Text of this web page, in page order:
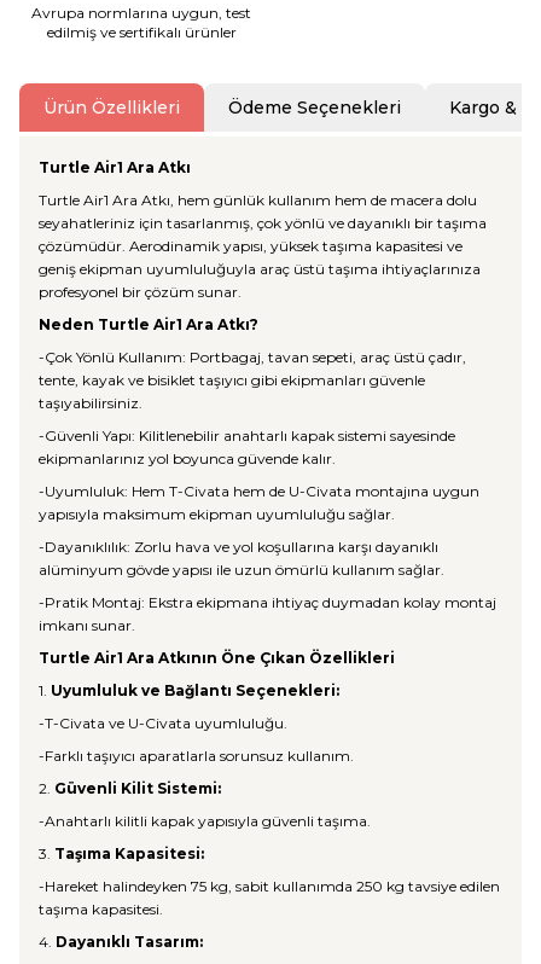
Avrupa normlarına uygun, test
edilmiş ve sertifikalı ürünler
Ürün Özellikleri Ödeme Seçenekleri Kargo &
Turtle Air1 Ara Atkı
Turtle Air1 Ara Atkı, hem günlük kullanım hem de macera dolu
seyahatleriniz için tasarlanmış, çok yönlü ve dayanıklı bir taşıma
çözümüdür. Aerodinamik yapısı, yüksek taşıma kapasitesi ve
geniş ekipman uyumluluğuyla araç üstü taşıma ihtiyaçlarınıza
profesyonel bir çözüm sunar.
Neden Turtle Air1 Ara Atkı?
-Çok Yönlü Kullanım: Portbagaj, tavan sepeti, araç üstü çadır,
tente, kayak ve bisiklet taşıyıcı gibi ekipmanları güvenle
taşıyabilirsiniz.
-Güvenli Yapı: Kilitlenebilir anahtarlı kapak sistemi sayesinde
ekipmanlarınız yol boyunca güvende kalır.
-Uyumluluk: Hem T-Civata hem de U-Civata montajına uygun
yapısıyla maksimum ekipman uyumluluğu sağlar.
-Dayanıklılık: Zorlu hava ve yol koşullarına karşı dayanıklı
alüminyum gövde yapısı ile uzun ömürlü kullanım sağlar.
-Pratik Montaj: Ekstra ekipmana ihtiyaç duymadan kolay montaj
imkanı sunar.
Turtle Air1 Ara Atkının Öne Çıkan Özellikleri
1. Uyumluluk ve Bağlantı Seçenekleri:
-T-Civata ve U-Civata uyumluluğu.
-Farklı taşıyıcı aparatlarla sorunsuz kullanım.
2. Güvenli Kilit Sistemi:
-Anahtarlı kilitli kapak yapısıyla güvenli taşıma.
3. Taşıma Kapasitesi:
-Hareket halindeyken 75 kg, sabit kullanımda 250 kg tavsiye edilen
taşıma kapasitesi.
4. Dayanıklı Tasarım: